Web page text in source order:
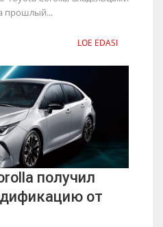
прошлый...
LOE EDASI
получил
от